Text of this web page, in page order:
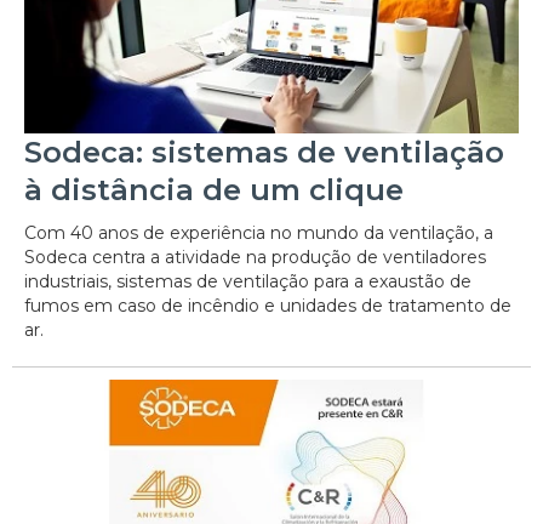
Sodeca: sistemas de ventilação
à distância de um clique
Com 40 anos de experiência no mundo da ventilação, a
Sodeca centra a atividade na produção de ventiladores
industriais, sistemas de ventilação para a exaustão de
fumos em caso de incêndio e unidades de tratamento de
ar.